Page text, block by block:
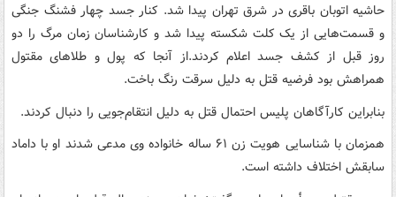
حاشیه اتوبان باقری در شرق تهران پیدا شد. کنار جسد چهار فشنگ جنگی
و قسمت‌هایی از یک کلت شکسته پیدا شد و کارشناسان زمان مرگ را دو
روز قبل از کشف جسد اعلام کردند.از آنجا که پول و طلاهای مقتول
همراهش بود فرضیه قتل به دلیل سرقت رنگ باخت.
بنابراین کارآگاهان پلیس احتمال قتل به دلیل انتقام‌جویی را دنبال کردند.
همزمان با شناسایی هویت زن ۶۱ ساله خانواده وی مدعی شدند او با داماد
سابقش اختلاف داشته است.